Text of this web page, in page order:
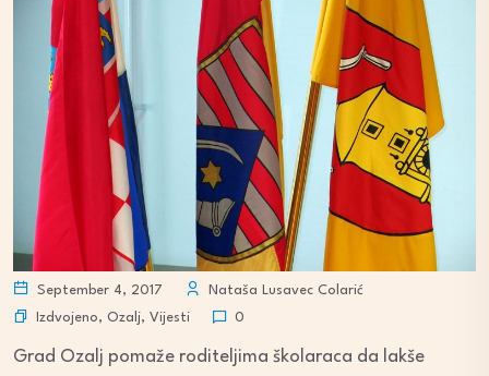
September 4, 2017
Nataša Lusavec Colarić
Izdvojeno, Ozalj, Vijesti 0
Grad Ozalj pomaže roditeljima školaraca da lakše